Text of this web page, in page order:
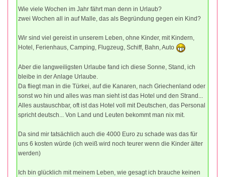
Wie viele Wochen im Jahr fährt man denn in Urlaub?
zwei Wochen all in auf Malle, das als Begründung gegen ein Kind?
Wir sind viel gereist in unserem Leben, ohne Kinder, mit Kindern,
Hotel, Ferienhaus, Camping, Flugzeug, Schiff, Bahn, Auto
Aber die langweiligsten Urlaube fand ich diese Sonne, Stand, ich
bleibe in der Anlage Urlaube.
Da fliegt man in die Türkei, auf die Kanaren, nach Griechenland oder
sonst wo hin und alles was man sieht ist das Hotel und den Strand...
Alles austauschbar, oft ist das Hotel voll mit Deutschen, das Personal
spricht deutsch... Von Land und Leuten bekommt man nix mit.
Da sind mir tatsächlich auch die 4000 Euro zu schade was das für
uns 6 kosten würde (ich weiß wird noch teurer wenn die Kinder älter
werden)
Ich bin glücklich mit meinem Leben, wie gesagt ich brauche keinen